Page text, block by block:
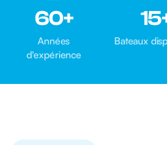
60+
Années
d'expérience
Bateaux